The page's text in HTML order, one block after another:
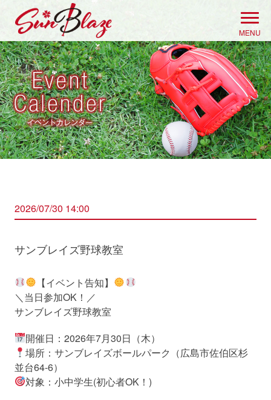
content
MENU
2026/07/30 14:00
サンブレイズ野球教室
【イベント告知】
＼当日参加OK！／
サンブレイズ野球教室
開催日：2026年7月30日（木）
場所：サンブレイズボールパーク（広島市佐伯区杉
並台64-6）
対象：小中学生(初心者OK！)